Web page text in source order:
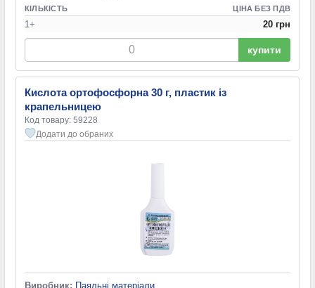
КІЛЬКІСТЬ ЦІНА БЕЗ ПДВ
1+ 20 грн
купити
Кислота ортофосфорна 30 г, пластик із
крапельницею
Код товару: 59228
Додати до обраних
Виробник: Паяльні матеріали